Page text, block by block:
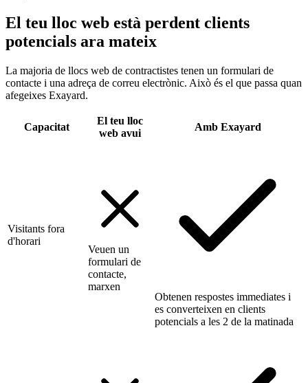
El teu lloc web està perdent clients
potencials ara mateix
La majoria de llocs web de contractistes tenen un formulari de
contacte i una adreça de correu electrònic. Això és el que passa quan
afegeixes Exayard.
Capacitat
El teu lloc
web avui
Amb Exayard
Visitants fora
d'horari
Veuen un
formulari de
contacte,
marxen
Obtenen respostes immediates i
es converteixen en clients
potencials a les 2 de la matinada